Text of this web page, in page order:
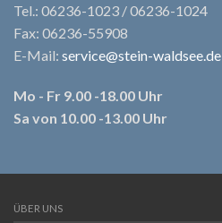
Tel.: 06236-1023 / 06236-1024
Fax: 06236-55908
E-Mail: service@stein-waldsee.de
Mo - Fr 9.00 -18.00 Uhr
Sa von 10.00 -13.00 Uhr
ÜBER UNS